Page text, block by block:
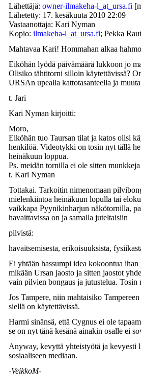
Lähettäjä: owner-ilmakeha-l_at_ursa.fi
Lähetetty: 17. kesäkuuta 2010 22:09
Vastaanottaja: Kari Nyman
Kopio: ilmakeha-l_at_ursa.fi; Pekka
Mahtavaa Kari! Hommahan alkaa
Eiköhän lyödä päivämäärä lukkoon jo
Olisiko tähtitorni silloin käytettävissä?
URSAn upealla kattotasanteella ja
t. Jari
Kari Nyman kirjoitti:
Moro,
Eiköhän tuo Taursan tilat ja katos olisi
henkilöä. Videotykki on tosin nyt tällä
heinäkuun loppua.
Ps. meidän tornilla ei ole sitten
t. Kari Nyman
Tottakai. Tarkoitin nimenomaan
mielenkiintoa heinäkuun lopulla tai
vaikkapa Pyynikinharjun näkötornilla,
havaittavissa on ja samalla juteltaisiin
pilvistä:
havaitsemisesta, erikoisuuksista,
Ei yhtään hassumpi idea kokoontua
mikään Ursan jaosto ja sitten jaostot
vain pilvien bongaus ja jutustelua.
Jos Tampere, niin mahtaisiko
siellä on käytettävissä.
Harmi sinänsä, että Cygnus ei ole
se on nyt tänä kesänä ainakin osalle ei
Anyway, kevyttä yhteistyötä ja kevyesti
sosiaaliseen mediaan.
-VeikkoM-